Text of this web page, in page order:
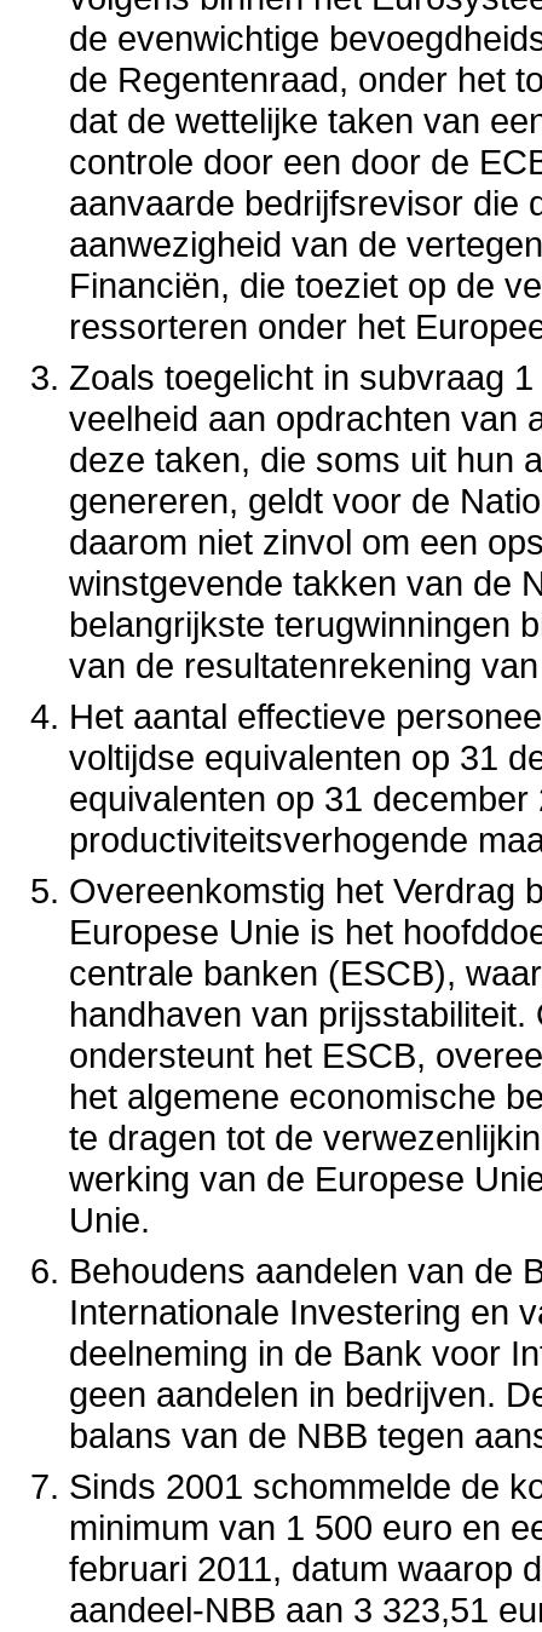
de evenwichtige
de Regentenraad, onder het
dat de wettelijke taken van
controle door een door de
aanvaarde bedrijfsrevisor die
aanwezigheid van de
Financiën, die toeziet op de
ressorteren onder het
Zoals toegelicht in subvraag
veelheid aan opdrachten van
deze taken, die soms uit hun
genereren, geldt voor de
daarom niet zinvol om een
winstgevende takken van de
belangrijkste terugwinningen
van de resultatenrekening
Het aantal effectieve
voltijdse equivalenten op 31
equivalenten op 31
productiviteitsverhogende
Overeenkomstig het Verdrag
Europese Unie is het
centrale banken (ESCB),
handhaven van
ondersteunt het ESCB,
het algemene economische
te dragen tot de
werking van de Europese
Unie.
Behoudens aandelen van de
Internationale Investering en
deelneming in de Bank voor
geen aandelen in bedrijven.
balans van de NBB tegen
Sinds 2001 schommelde de
minimum van 1 500 euro en
februari 2011, datum waarop
aandeel-NBB aan 3 323,51